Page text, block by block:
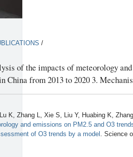
分
/
of the impacts of meteorology
China from 2013 to 2020 3.
K, Zhang L, Xie S, Liu Y, Huabing K,
and emissions on PM2.5 and O3
of O3 trends by a model . Science